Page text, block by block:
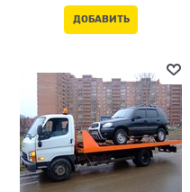
ДОБАВИТЬ